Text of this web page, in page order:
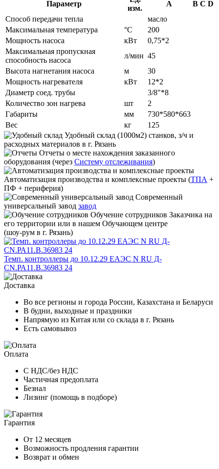
Параметр
изм.
A B C D
Способ передачи тепла
масло
Максимальная температура
°С
200
Мощность насоса
кВт
0,75*2
Максимальная пропускная
способность насоса
л/мин 45
Высота нагнетания насоса
м
30
Мощность нагревателя
кВт
12*2
Диаметр соед. трубы
3/8"*8
Количество зон нагрева
шт
2
Габариты
мм
730*580*663
Вес
кг
125
Удобный склад (1000м2) станков, з/ч и
расходных материалов в г. Рязань
Отчеты о месте нахождения заказанного
оборудования (через Систему отслеживания)
Автоматизация производства и комплексные проекты (ТПА +
ПФ + периферия)
Современный
универсальный завод завод
Обучение сотрудников Заказчика на
его территории или в нашем Обучающем центре
(шоу-рум в г. Рязань)
Темп. контроллеры до 10.12.29 ЕАЭС N RU Д-
CN.РА11.В.36983 24
Доставка
Во все регионы и города России, Казахстана и Беларуси
В будни, выходные и праздники
Напрямую из Китая или со склада в г. Рязань
Есть самовывоз
Оплата
С НДС/без НДС
Частичная предоплата
Безнал
Лизинг (помощь в подборе)
Гарантия
От 12 месяцев
Возможность продления гарантии
Возврат и обмен